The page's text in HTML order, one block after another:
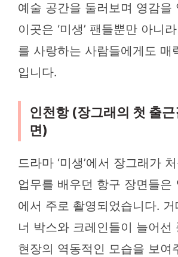
예술 공간을 둘러보며 영감을
이곳은 ‘미생’ 팬들뿐만 아니
를 사랑하는 사람들에게도 매
입니다.
인천항 (장그래의 첫 출
면)
드라마 ‘미생’에서 장그래가
업무를 배우던 항구 장면들은
에서 주로 촬영되었습니다. 거
너 박스와 크레인들이 늘어선
현장의 역동적인 모습을 보여